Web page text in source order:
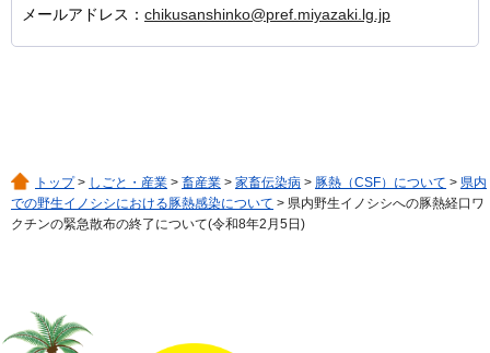
メールアドレス： chikusanshinko@pref.miyazaki.lg.jp
トップ> しごと・産業 > 畜産業 > 家畜伝染病 > 豚熱（CSF）について > 県内
での野生イノシシにおける豚熱感染について > 県内野生イノシシへの豚熱経口ワ
クチンの緊急散布の終了について(令和8年2月5日)